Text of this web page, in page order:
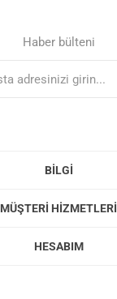
Haber bülteni
BILGI
MÜŞTERI HIZMETLERI
HESABIM